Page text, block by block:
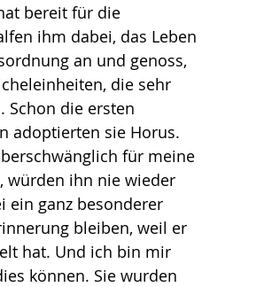
bereit für die
ihm dabei, das Leben
an und genoss,
die sehr
Schon die ersten
adoptierten sie Horus.
für meine
würden ihn nie wieder
ein ganz besonderer
bleiben, weil er
hat. Und ich bin mir
können. Sie wurden